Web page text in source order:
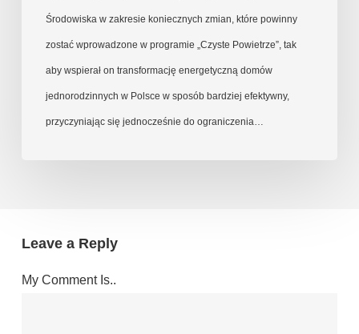
Środowiska w zakresie koniecznych zmian, które powinny
zostać wprowadzone w programie „Czyste Powietrze”, tak
aby wspierał on transformację energetyczną domów
jednorodzinnych w Polsce w sposób bardziej efektywny,
przyczyniając się jednocześnie do ograniczenia…
Leave a Reply
My Comment Is..